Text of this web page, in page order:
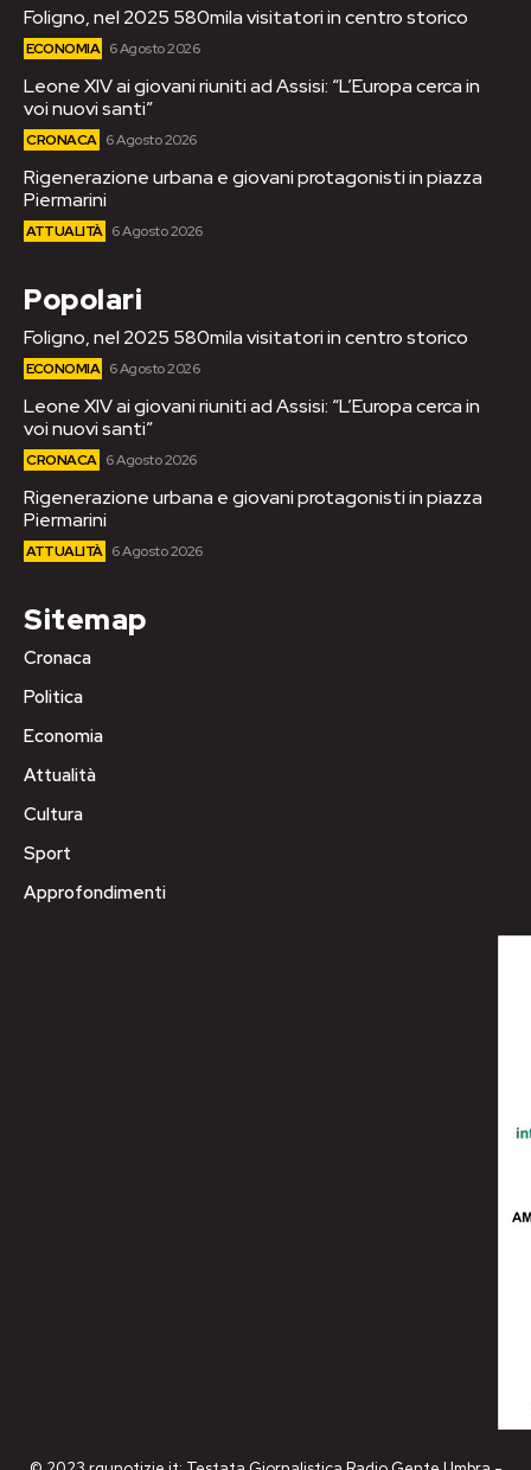
Foligno, nel 2025 580mila visitatori in centro storico
ECONOMIA 6 Agosto 2026
Leone XIV ai giovani riuniti ad Assisi: “L’Europa cerca in
voi nuovi santi”
CRONACA 6 Agosto 2026
Rigenerazione urbana e giovani protagonisti in piazza
Piermarini
ATTUALITÀ 6 Agosto 2026
Popolari
Foligno, nel 2025 580mila visitatori in centro storico
ECONOMIA 6 Agosto 2026
Leone XIV ai giovani riuniti ad Assisi: “L’Europa cerca in
voi nuovi santi”
CRONACA 6 Agosto 2026
Rigenerazione urbana e giovani protagonisti in piazza
Piermarini
ATTUALITÀ 6 Agosto 2026
Sitemap
Cronaca
Politica
Economia
Attualità
Cultura
Sport
Approfondimenti